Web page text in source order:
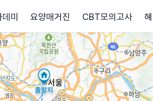
미 요양매거진 CBT모의고사